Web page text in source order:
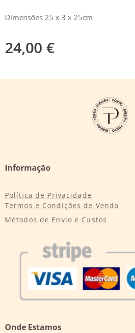
Dimensões 25 x 3 x 25cm
24,00 €
Informação
Política de Privacidade
Termos e Condições de Venda
Métodos de Envio e Custos
Onde Estamos